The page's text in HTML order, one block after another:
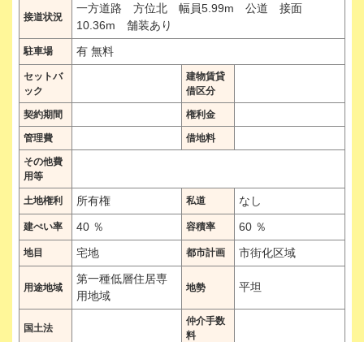
接道状況
一方道路 方位北 幅員5.99m 公道 接面
10.36m 舗装あり
駐車場 有 無料
セットバ
ック
建物賃貸
借区分
契約期間 権利金
管理費 借地料
その他費
用等
土地権利 所有権 私道 なし
建ぺい率 40 ％ 容積率 60 ％
地目 宅地 都市計画 市街化区域
用途地域
第一種低層住居専
用地域
地勢 平坦
国土法
仲介手数
料